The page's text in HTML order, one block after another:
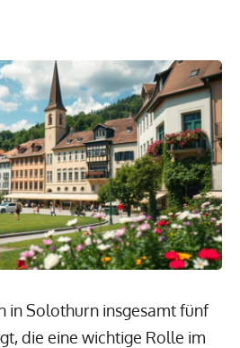
in Solothurn insgesamt fünf
die eine wichtige Rolle im